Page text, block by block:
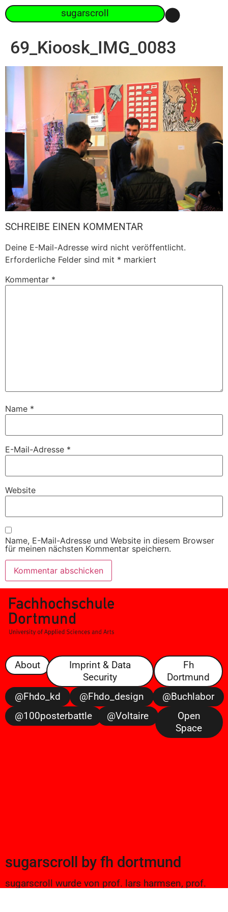
sugarscroll
69_Kioosk_IMG_0083
SCHREIBE EINEN KOMMENTAR
Deine E-Mail-Adresse wird nicht veröffentlicht.
Erforderliche Felder sind mit * markiert
Kommentar *
Name *
E-Mail-Adresse *
Website
Name, E-Mail-Adresse und Website in diesem Browser
für meinen nächsten Kommentar speichern.
About
Imprint & Data
Security
Fh
Dortmund
@fhdo_kd
@fhdo_design
@buchlabor
@100posterbattle
@voltaire
Open
Space
sugarscroll by fh dortmund
sugarscroll wurde von prof. lars harmsen, prof.